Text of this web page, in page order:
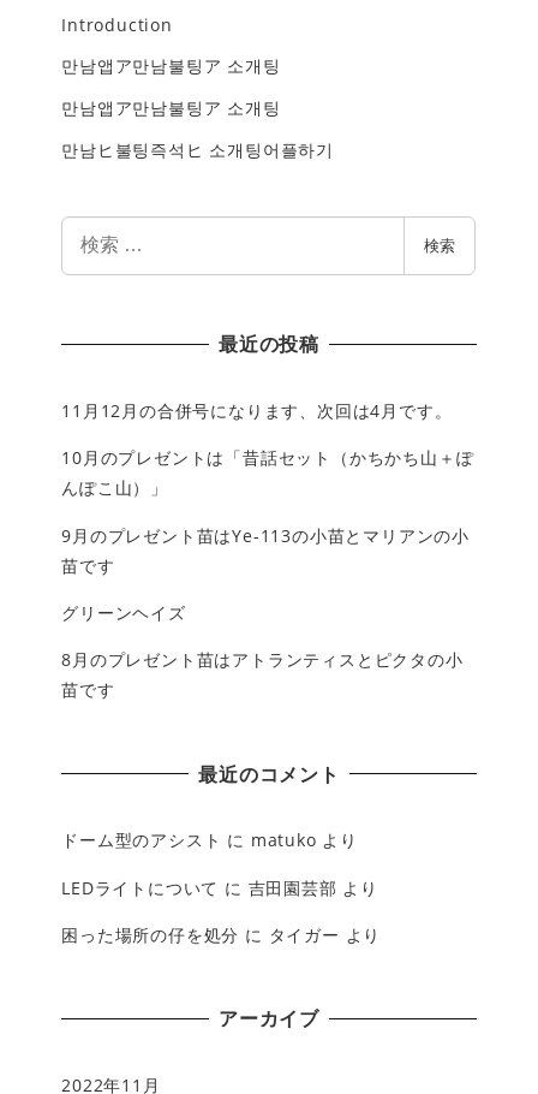
Introduction
만남앱ア만남불팅ア 소개팅
만남앱ア만남불팅ア 소개팅
만남ヒ불팅즉석ヒ 소개팅어플하기
検索
最近の投稿
11月12月の合併号になります、次回は4月です。
10月のプレゼントは「昔話セット（かちかち山＋ぽ
んぽこ山）」
9月のプレゼント苗はYe-113の小苗とマリアンの小
苗です
グリーンヘイズ
8月のプレゼント苗はアトランティスとピクタの小
苗です
最近のコメント
ドーム型のアシスト に matuko より
LEDライトについて に 吉田園芸部 より
困った場所の仔を処分 に タイガー より
アーカイブ
2022年11月